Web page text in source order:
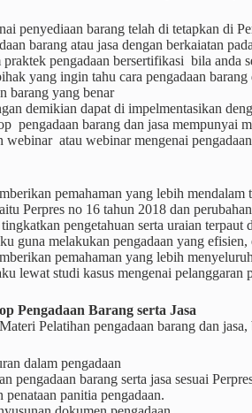
penyediaan barang telah di tetapkan di
barang atau jasa dengan berkaiatan
pengadaan bersertifikasi bila anda
yang ingin tahu cara pengadaan
barang yang benar
demikian dapat di impelmentasikan
pengadaan barang dan jasa mempunyai
webinar atau webinar mengenai
pemahaman yang lebih mendalam
Perpres no 16 tahun 2018 dan
pengetahuan serta uraian terpaut
guna melakukan pengadaan yang
pemahaman yang lebih
lewat studi kasus mengenai pelanggaran
Pengadaan Barang serta Jasa
Pelatihan pengadaan barang dan
dalam pengadaan
pengadaan barang serta jasa sesuai
penataan panitia pengadaan.